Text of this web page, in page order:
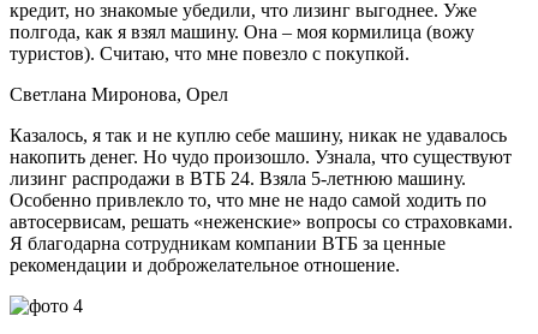
кредит, но знакомые убедили, что лизинг выгоднее. Уже
полгода, как я взял машину. Она – моя кормилица (вожу
туристов). Считаю, что мне повезло с покупкой.
Светлана Миронова, Орел
Казалось, я так и не куплю себе машину, никак не удавалось
накопить денег. Но чудо произошло. Узнала, что существуют
лизинг распродажи в ВТБ 24. Взяла 5-летнюю машину.
Особенно привлекло то, что мне не надо самой ходить по
автосервисам, решать «неженские» вопросы со страховками.
Я благодарна сотрудникам компании ВТБ за ценные
рекомендации и доброжелательное отношение.